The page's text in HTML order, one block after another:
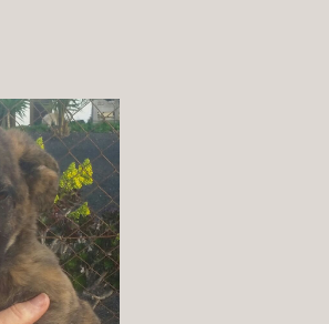
Pflegestelle
Mitgliedschaft
Spenden